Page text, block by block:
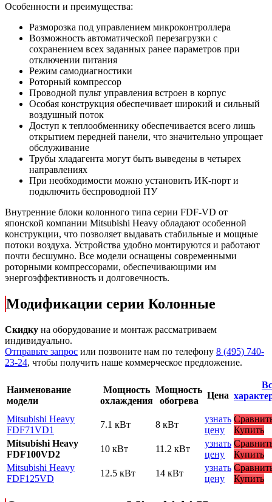
Особенности и преимущества:
Разморозка под управлением микроконтроллера
Возможность автоматической перезагрузки с
сохранением всех заданных ранее параметров при
отключении питания
Режим самодиагностики
Роторный компрессор
Проводной пульт управления встроен в корпус
Особая конструкция обеспечивает широкий и сильный
воздушный поток
Доступ к теплообменнику обеспечивается всего лишь
открытием передней панели, что значительно упрощает
обслуживание
Трубы хладагента могут быть выведены в четырех
направлениях
При необходимости можно установить ИК-порт и
подключить беспроводной ПУ
Внутренние блоки колонного типа серии FDF-VD от
японской компании Mitsubishi Heavy обладают особенной
конструкции, что позволяет выдавать стабильные и мощные
потоки воздуха. Устройства удобно монтируются и работают
почти бесшумно. Все модели оснащены современными
роторными компрессорами, обеспечивающими им
энергоэффективность и долговечность.
Модификации серии Колонные
Скидку на оборудование и монтаж рассматриваем
индивидуально.
Отправьте запрос или позвоните нам по телефону 8 (495) 740-
23-24, чтобы получить наше коммерческое предложение.
Наименование
модели
Мощность
охлаждения
Мощность
обогрева
Цена
Mitsubishi Heavy
FDF71VD1
7.1 кВт 8 кВт
узнать
цену
Купить
Mitsubishi Heavy
FDF100VD2
10 кВт 11.2 кВт
узнать
цену
Купить
Mitsubishi Heavy
FDF125VD
12.5 кВт 14 кВт
узнать
цену
Купить